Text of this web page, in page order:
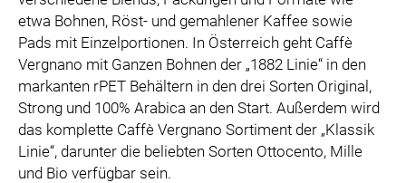
etwa Bohnen, Röst- und gemahlener Kaffee sowie
Pads mit Einzelportionen. In Österreich geht Caffè
Vergnano mit Ganzen Bohnen der „1882 Linie“ in den
markanten rPET Behältern in den drei Sorten Original,
Strong und 100% Arabica an den Start. Außerdem wird
das komplette Caffè Vergnano Sortiment der „Klassik
Linie“, darunter die beliebten Sorten Ottocento, Mille
und Bio verfügbar sein.